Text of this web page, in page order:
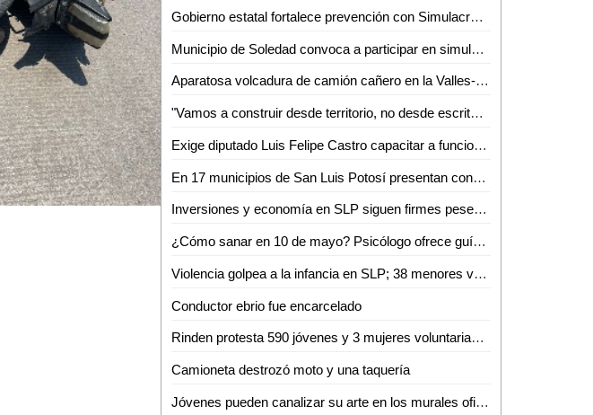
Gobierno estatal fortalece prevención con Simulacro Nacional
Municipio de Soledad convoca a participar en simulacro nacional este 6 de mayo
Aparatosa volcadura de camión cañero en la Valles-Naranjo; afortunadamente nadie salió herido
"Vamos a construir desde territorio, no desde escritorios": Morena rumbo al 2027
Exige diputado Luis Felipe Castro capacitar a funcionarios tras muerte de un perrito en Valles
En 17 municipios de San Luis Potosí presentan condiciones anormalmente secas
Inversiones y economía en SLP siguen firmes pese a los hechos en Sinaloa
¿Cómo sanar en 10 de mayo? Psicólogo ofrece guía para sobrellevar el duelo ante ausencia materna
Violencia golpea a la infancia en SLP; 38 menores víctimas del crimen organizado en solo tres meses
Conductor ebrio fue encarcelado
Rinden protesta 590 jóvenes y 3 mujeres voluntarias del Servicio Militar Nacional en Ciudad Valles
Camioneta destrozó moto y una taquería
Jóvenes pueden canalizar su arte en los murales oficiales del puerto: Mónica Villareal